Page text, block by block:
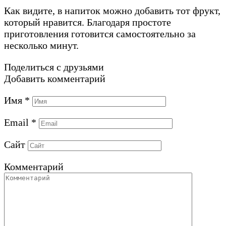
Как видите, в напиток можно добавить тот фрукт,
который нравится. Благодаря простоте
приготовления готовится самостоятельно за
несколько минут.
Поделиться с друзьями
Добавить комментарий
Имя *
Email *
Сайт
Комментарий